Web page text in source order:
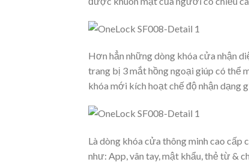
Hơn hẳn những dòng khóa cửa nhận
trang bị 3 mắt hồng ngoại giúp có thể
khóa mới kích hoạt chế độ nhận dạng
Là dòng khóa cửa thông minh cao cấp
như: App, vân tay, mật khẩu, thẻ từ &